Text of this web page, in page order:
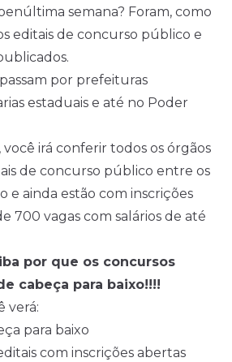
semana? Foram, como
editais de concurso público e
por prefeituras
estaduais e até no Poder
você irá conferir todos os órgãos
de concurso público entre os
e ainda estão com inscrições
700 vagas com salários de até
por que os concursos
cabeça para baixo!!!!
verá:
para baixo
com inscrições abertas